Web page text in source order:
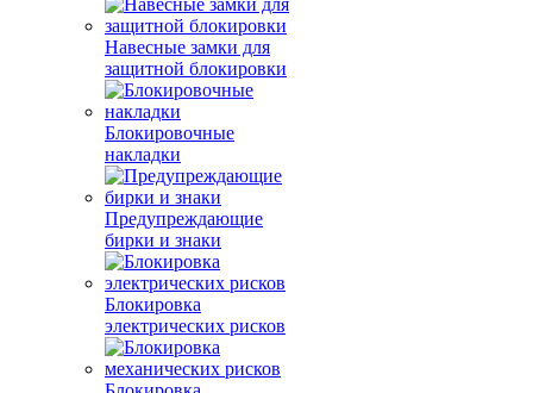
Навесные замки для
защитной блокировки
Блокировочные
накладки
Предупреждающие
бирки и знаки
Блокировка
электрических рисков